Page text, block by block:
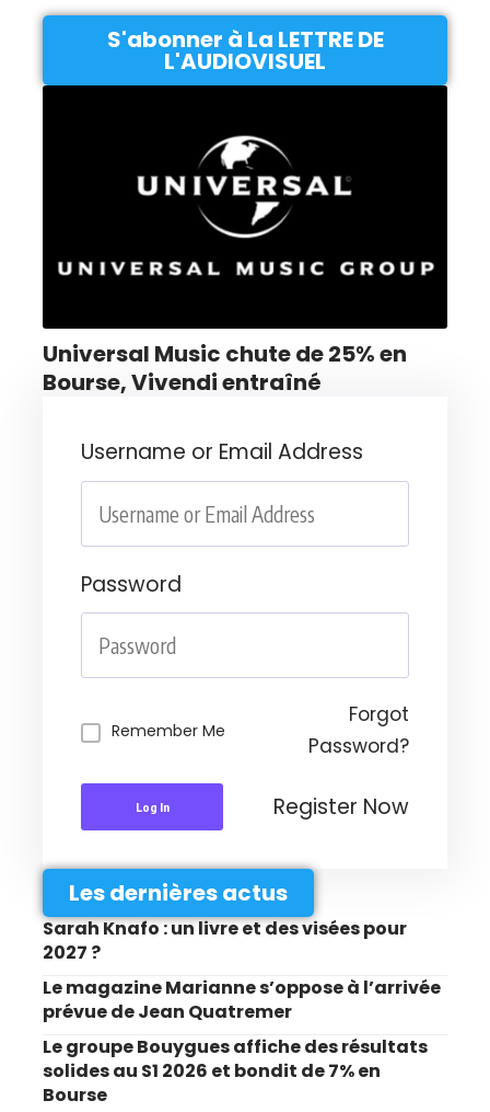
S'abonner à La LETTRE DE
L'AUDIOVISUEL
Universal Music chute de 25% en
Bourse, Vivendi entraîné
Username or Email Address
Password
Remember Me
Forgot
Password?
Log In Register Now
Les dernières actus
Sarah Knafo : un livre et des visées pour
2027 ?
Le magazine Marianne s’oppose à l’arrivée
prévue de Jean Quatremer
Le groupe Bouygues affiche des résultats
solides au S1 2026 et bondit de 7% en
Bourse